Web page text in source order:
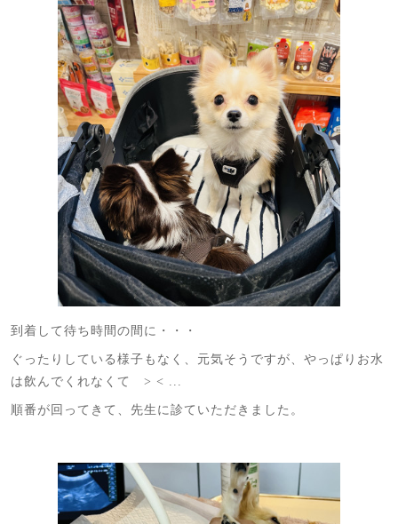
到着して待ち時間の間に・・・
ぐったりしている様子もなく、元気そうですが、やっぱりお水
は飲んでくれなくて > < ...
順番が回ってきて、先生に診ていただきました。